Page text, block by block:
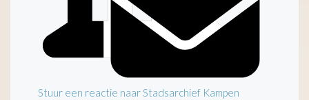
Stuur een reactie naar Stadsarchief Kampen